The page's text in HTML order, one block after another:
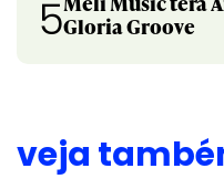
5Gloria Groove
veja